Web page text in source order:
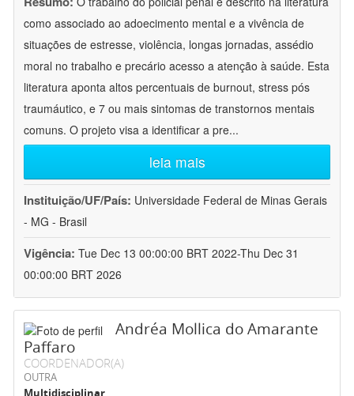
como associado ao adoecimento mental e a vivência de
situações de estresse, violência, longas jornadas, assédio
moral no trabalho e precário acesso a atenção à saúde. Esta
literatura aponta altos percentuais de burnout, stress pós
traumáutico, e 7 ou mais sintomas de transtornos mentais
comuns. O projeto visa a identificar a pre...
leia mais
Instituição/UF/País: Universidade Federal de Minas Gerais
- MG - Brasil
Vigência: Tue Dec 13 00:00:00 BRT 2022-Thu Dec 31
00:00:00 BRT 2026
Andréa Mollica do Amarante
Paffaro
COORDENADOR(A)
OUTRA
Multidisciplinar